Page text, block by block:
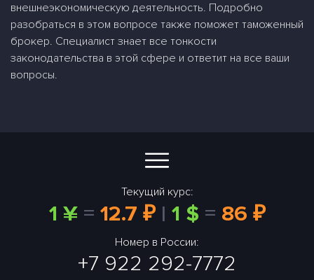
внешнеэкономическую деятельность. Подробно
разобраться в этом вопросе также поможет таможенный
брокер. Специалист знает все тонкости
законодательства в этой сфере и ответит на все ваши
вопросы.
Текущий курс:
1 ¥= 12.7 ₽| 1 $ = 86 ₽
Номер в России:
+7 922 292-7772